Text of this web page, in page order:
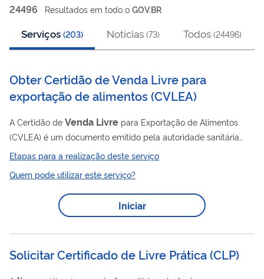
24496 Resultados em todo o GOV.BR
Serviços (203) Notícias (73) Todos (24496)
Obter Certidão de Venda Livre para
exportação de alimentos(CVLEA)
A Certidão de Venda Livre para Exportação de Alimentos
(CVLEA) é um documento emitido pela autoridade sanitária
competente do Sistema Nacional de Vigilância Sanitária
(SNVS), requerido voluntariamente, para atender
exclusivamente exigências sanitárias de países importadores
de alimentos fabricados em território brasileiro. Ela deve ser
solicitada, quando necessário, pela empresa exportadora do
Alimentos é emitida pela autoridade...
Etapas para a realização deste serviço
Quem pode utilizar este serviço?
Iniciar
Solicitar Certificado de Livre Prática(CLP)